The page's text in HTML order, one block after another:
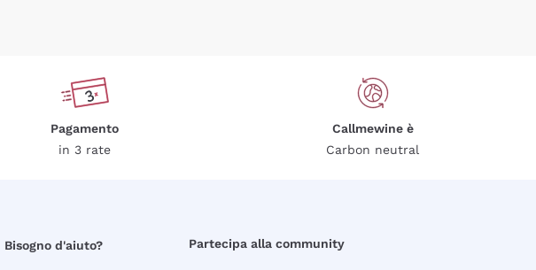
Pagamento
in 3 rate
Callmewine è
Carbon neutral
Bisogno d'aiuto? Partecipa alla community